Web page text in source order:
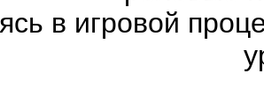
в игровой